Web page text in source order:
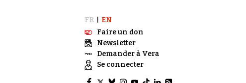
FR
EN
Faire un don
Newsletter
Demander à Vera
Se connecter